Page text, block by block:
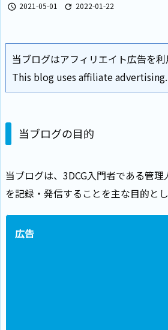
 2021-05-01  2022-01-22
当ブログはアフィリエイト広告を利
This blog uses affiliate advertising.
当ブログの目的
当ブログは、3DCG入門者である管
を記録・発信することを主な目的とし
広告